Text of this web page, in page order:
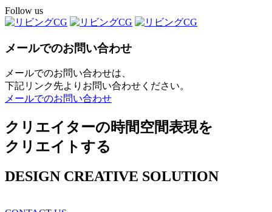
Follow us
メールでのお問い合わせ
メールでのお問い合わせは、
下記リンク先よりお問い合わせください。
メールでのお問い合わせ
クリエイターの時間空間表現を
クリエイトする
DESIGN CREATIVE SOLUTION